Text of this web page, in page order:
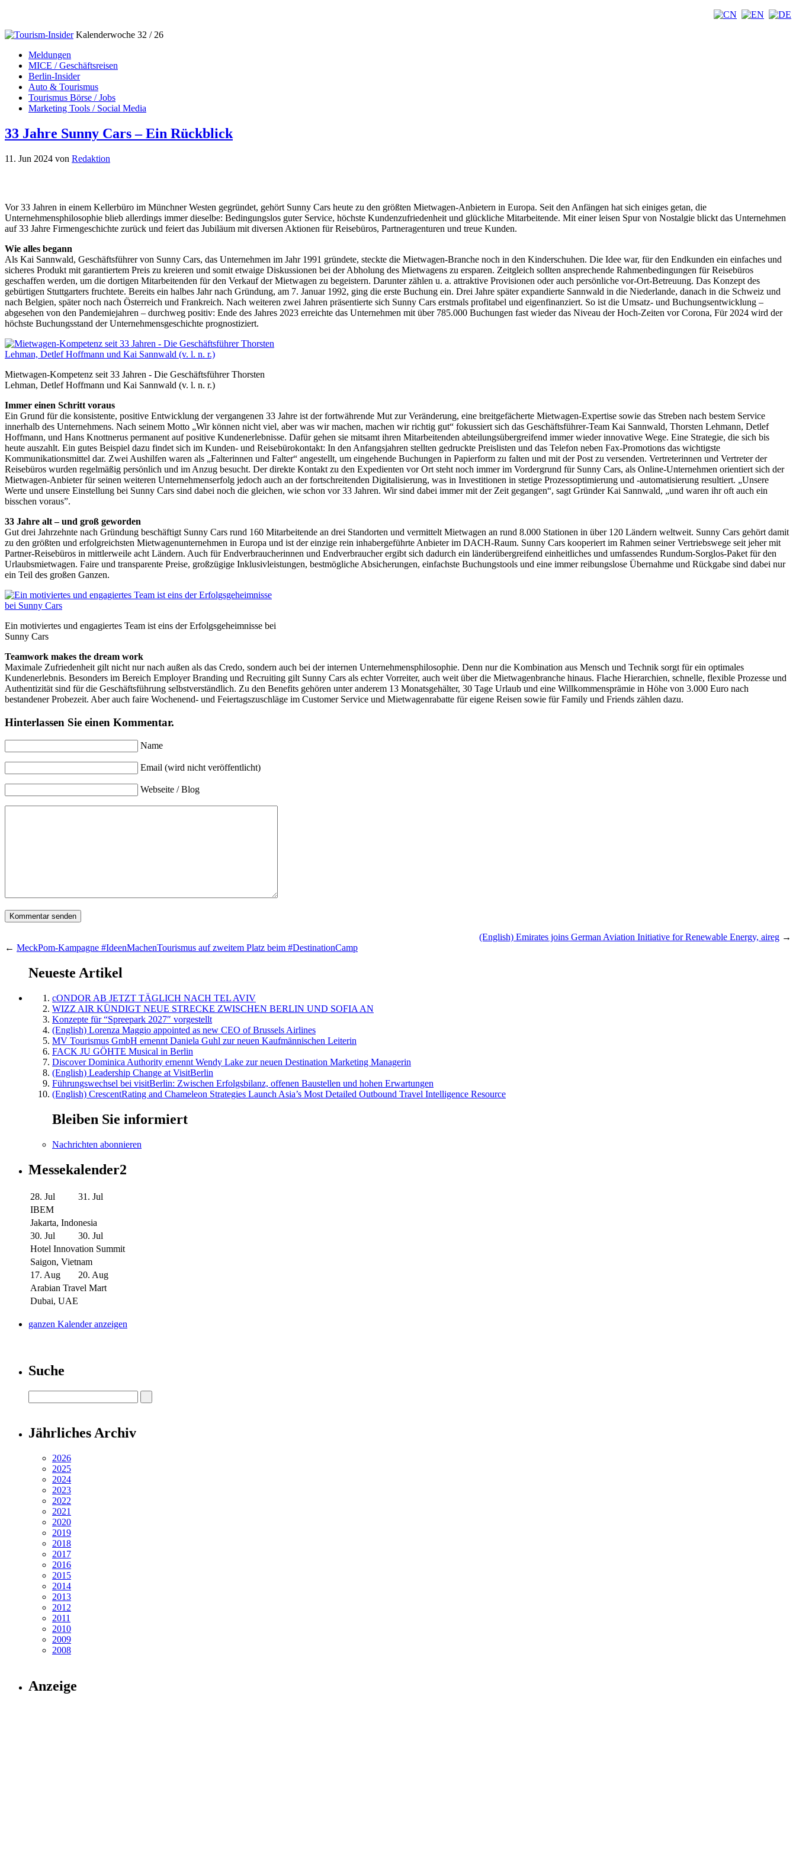
Kalenderwoche 32 / 26
Meldungen
MICE / Geschäftsreisen
Berlin-Insider
Auto & Tourismus
Tourismus Börse / Jobs
Marketing Tools / Social Media
33 Jahre Sunny Cars – Ein Rückblick
11. Jun 2024 von Redaktion
Vor 33 Jahren in einem Kellerbüro im Münchner Westen gegründet, gehört Sunny Cars heute zu den größten Mietwagen-Anbietern in Europa. Seit den Anfängen hat sich einiges getan, die
Unternehmensphilosophie blieb allerdings immer dieselbe: Bedingungslos guter Service, höchste Kundenzufriedenheit und glückliche Mitarbeitende. Mit einer leisen Spur von Nostalgie blickt das Unternehmen
auf 33 Jahre Firmengeschichte zurück und feiert das Jubiläum mit diversen Aktionen für Reisebüros, Partneragenturen und treue Kunden.
Wie alles begann
Als Kai Sannwald, Geschäftsführer von Sunny Cars, das Unternehmen im Jahr 1991 gründete, steckte die Mietwagen-Branche noch in den Kinderschuhen. Die Idee war, für den Endkunden ein einfaches und
sicheres Produkt mit garantiertem Preis zu kreieren und somit etwaige Diskussionen bei der Abholung des Mietwagens zu ersparen. Zeitgleich sollten ansprechende Rahmenbedingungen für Reisebüros
geschaffen werden, um die dortigen Mitarbeitenden für den Verkauf der Mietwagen zu begeistern. Darunter zählen u. a. attraktive Provisionen oder auch persönliche vor-Ort-Betreuung. Das Konzept des
gebürtigen Stuttgarters fruchtete. Bereits ein halbes Jahr nach Gründung, am 7. Januar 1992, ging die erste Buchung ein. Drei Jahre später expandierte Sannwald in die Niederlande, danach in die Schweiz und
nach Belgien, später noch nach Österreich und Frankreich. Nach weiteren zwei Jahren präsentierte sich Sunny Cars erstmals profitabel und eigenfinanziert. So ist die Umsatz- und Buchungsentwicklung –
abgesehen von den Pandemiejahren – durchweg positiv: Ende des Jahres 2023 erreichte das Unternehmen mit über 785.000 Buchungen fast wieder das Niveau der Hoch-Zeiten vor Corona, Für 2024 wird der
höchste Buchungsstand der Unternehmensgeschichte prognostiziert.
Mietwagen-Kompetenz seit 33 Jahren - Die Geschäftsführer Thorsten
Lehman, Detlef Hoffmann und Kai Sannwald (v. l. n. r.)
Immer einen Schritt voraus
Ein Grund für die konsistente, positive Entwicklung der vergangenen 33 Jahre ist der fortwährende Mut zur Veränderung, eine breitgefächerte Mietwagen-Expertise sowie das Streben nach bestem Service
innerhalb des Unternehmens. Nach seinem Motto „Wir können nicht viel, aber was wir machen, machen wir richtig gut“ fokussiert sich das Geschäftsführer-Team Kai Sannwald, Thorsten Lehmann, Detlef
Hoffmann, und Hans Knottnerus permanent auf positive Kundenerlebnisse. Dafür gehen sie mitsamt ihren Mitarbeitenden abteilungsübergreifend immer wieder innovative Wege. Eine Strategie, die sich bis
heute auszahlt. Ein gutes Beispiel dazu findet sich im Kunden- und Reisebürokontakt: In den Anfangsjahren stellten gedruckte Preislisten und das Telefon neben Fax-Promotions das wichtigste
Kommunikationsmittel dar. Zwei Aushilfen waren als „Falterinnen und Falter“ angestellt, um eingehende Buchungen in Papierform zu falten und mit der Post zu versenden. Vertreterinnen und Vertreter der
Reisebüros wurden regelmäßig persönlich und im Anzug besucht. Der direkte Kontakt zu den Expedienten vor Ort steht noch immer im Vordergrund für Sunny Cars, als Online-Unternehmen orientiert sich der
Mietwagen-Anbieter für seinen weiteren Unternehmenserfolg jedoch auch an der fortschreitenden Digitalisierung, was in Investitionen in stetige Prozessoptimierung und -automatisierung resultiert. „Unsere
Werte und unsere Einstellung bei Sunny Cars sind dabei noch die gleichen, wie schon vor 33 Jahren. Wir sind dabei immer mit der Zeit gegangen“, sagt Gründer Kai Sannwald, „und waren ihr oft auch ein
bisschen voraus”.
33 Jahre alt – und groß geworden
Gut drei Jahrzehnte nach Gründung beschäftigt Sunny Cars rund 160 Mitarbeitende an drei Standorten und vermittelt Mietwagen an rund 8.000 Stationen in über 120 Ländern weltweit. Sunny Cars gehört damit
zu den größten und erfolgreichsten Mietwagenunternehmen in Europa und ist der einzige rein inhabergeführte Anbieter im DACH-Raum. Sunny Cars kooperiert im Rahmen seiner Vertriebswege seit jeher mit
Partner-Reisebüros in mittlerweile acht Ländern. Auch für Endverbraucherinnen und Endverbraucher ergibt sich dadurch ein länderübergreifend einheitliches und umfassendes Rundum-Sorglos-Paket für den
Urlaubsmietwagen. Faire und transparente Preise, großzügige Inklusivleistungen, bestmögliche Absicherungen, einfachste Buchungstools und eine immer reibungslose Übernahme und Rückgabe sind dabei nur
ein Teil des großen Ganzen.
Ein motiviertes und engagiertes Team ist eins der Erfolgsgeheimnisse bei
Sunny Cars
Teamwork makes the dream work
Maximale Zufriedenheit gilt nicht nur nach außen als das Credo, sondern auch bei der internen Unternehmensphilosophie. Denn nur die Kombination aus Mensch und Technik sorgt für ein optimales
Kundenerlebnis. Besonders im Bereich Employer Branding und Recruiting gilt Sunny Cars als echter Vorreiter, auch weit über die Mietwagenbranche hinaus. Flache Hierarchien, schnelle, flexible Prozesse und
Authentizität sind für die Geschäftsführung selbstverständlich. Zu den Benefits gehören unter anderem 13 Monatsgehälter, 30 Tage Urlaub und eine Willkommensprämie in Höhe von 3.000 Euro nach
bestandener Probezeit. Aber auch faire Wochenend- und Feiertagszuschläge im Customer Service und Mietwagenrabatte für eigene Reisen sowie für Family und Friends zählen dazu.
Hinterlassen Sie einen Kommentar.
Name
Email (wird nicht veröffentlicht)
Webseite / Blog
(English) Emirates joins German Aviation Initiative for Renewable Energy, aireg →
← MeckPom-Kampagne #IdeenMachenTourismus auf zweitem Platz beim #DestinationCamp
Neueste Artikel
cONDOR AB JETZT TÄGLICH NACH TEL AVIV
WIZZ AIR KÜNDIGT NEUE STRECKE ZWISCHEN BERLIN UND SOFIA AN
Konzepte für “Spreepark 2027″ vorgestellt
(English) Lorenza Maggio appointed as new CEO of Brussels Airlines
MV Tourismus GmbH ernennt Daniela Guhl zur neuen Kaufmännischen Leiterin
FACK JU GÖHTE Musical in Berlin
Discover Dominica Authority ernennt Wendy Lake zur neuen Destination Marketing Managerin
(English) Leadership Change at VisitBerlin
Führungswechsel bei visitBerlin: Zwischen Erfolgsbilanz, offenen Baustellen und hohen Erwartungen
(English) CrescentRating and Chameleon Strategies Launch Asia’s Most Detailed Outbound Travel Intelligence Resource
Bleiben Sie informiert
Nachrichten abonnieren
Messekalender2
28. Jul
31. Jul
IBEM
Jakarta, Indonesia
30. Jul
30. Jul
Hotel Innovation Summit
Saigon, Vietnam
17. Aug
20. Aug
Arabian Travel Mart
Dubai, UAE
ganzen Kalender anzeigen
Suche
Jährliches Archiv
2026
2025
2024
2023
2022
2021
2020
2019
2018
2017
2016
2015
2014
2013
2012
2011
2010
2009
2008
Anzeige